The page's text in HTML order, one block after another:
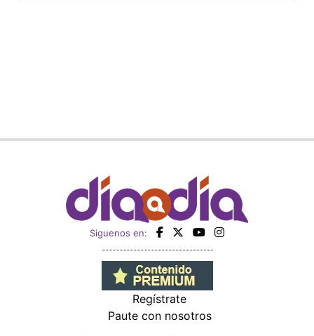
Siguenos en:
Regístrate
Paute con nosotros